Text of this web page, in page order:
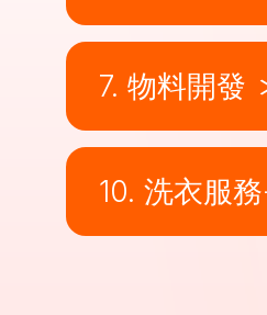
7. 物料開發
10. 洗衣服